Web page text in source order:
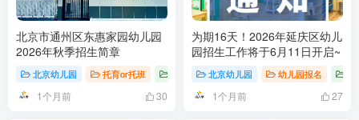
北京市通州区东惠家园幼儿园
2026年秋季招生简章
北京幼儿园 托育or托班 招生简章
1个月前 30
为期16天！2026年延庆区幼儿
园招生工作将于6月11日开启~
北京幼儿园 幼儿园报名
1个月前 27